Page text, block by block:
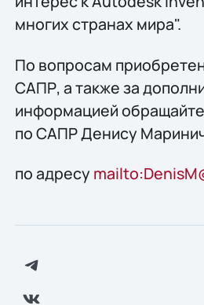
многих странах мира".
По вопросам
САПР, а также за
информацией
по САПР Денису
по адресу